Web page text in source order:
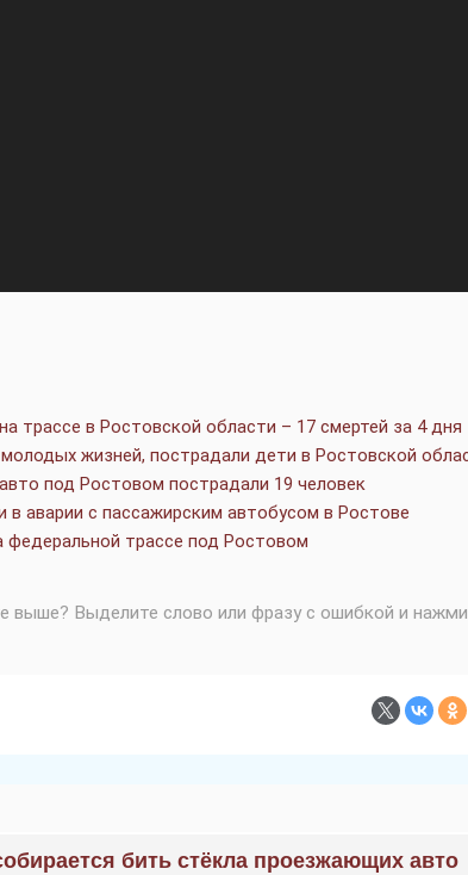
трассе в Ростовской области – 17 смертей за 4 дня
жизней, пострадали дети в Ростовской
под Ростовом пострадали 19 человек
в аварии с пассажирским автобусом в Ростове
федеральной трассе под Ростовом
выше? Выделите слово или фразу с ошибкой и
бить стёкла проезжающих авто